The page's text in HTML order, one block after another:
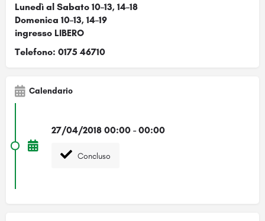
Lunedì al Sabato 10–13, 14–18
Domenica 10–13, 14–19
ingresso LIBERO
Telefono: 0175 46710
Calendario
27/04/2018 00:00 - 00:00
Concluso